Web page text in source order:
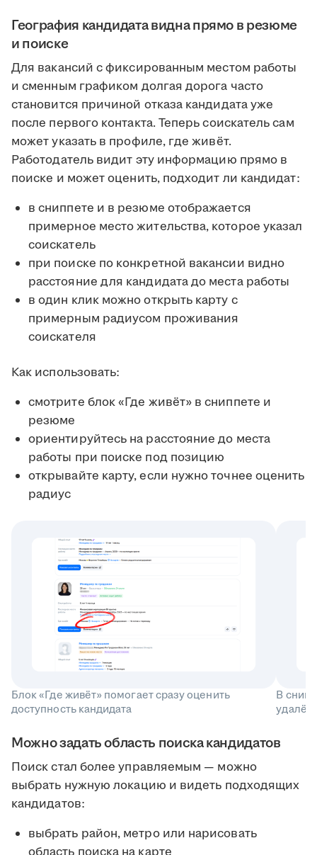
География кандидата видна прямо в резюме
и поиске
Для вакансий с фиксированным местом работы
и сменным графиком долгая дорога часто
становится причиной отказа кандидата уже
после первого контакта. Теперь соискатель сам
может указать в профиле, где живёт.
Работодатель видит эту информацию прямо в
поиске и может оценить, подходит ли кандидат:
в сниппете и в резюме отображается
примерное место жительства, которое указал
соискатель
при поиске по конкретной вакансии видно
расстояние для кандидата до места работы
в один клик можно открыть карту с
примерным радиусом проживания
соискателя
Как использовать:
смотрите блок «Где живёт» в сниппете и
резюме
ориентируйтесь на расстояние до места
работы при поиске под позицию
открывайте карту, если нужно точнее оценить
радиус
Блок «Где живёт» помогает сразу оценить
доступность кандидата
В
Можно задать область поиска кандидатов
Поиск стал более управляемым — можно
выбрать нужную локацию и видеть подходящих
кандидатов:
выбрать район, метро или нарисовать